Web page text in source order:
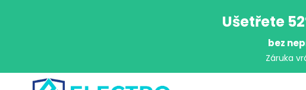
Ušetřete
bez
Záruka